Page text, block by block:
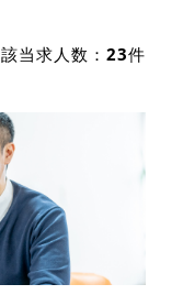
該当求人数：23件